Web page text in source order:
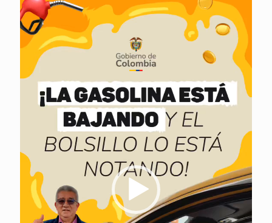
de
vídeo